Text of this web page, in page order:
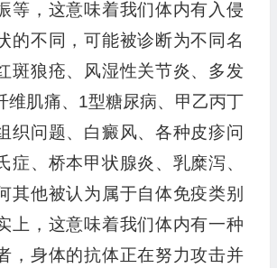
等，这意味着我们体内有入侵
的不同，可能被诊断为不同名
斑狼疮、风湿性关节炎、多发
维肌痛、1型糖尿病、甲乙丙丁
织问题、白癜风、各种皮疹问
症、桥本甲状腺炎、乳糜泻、
其他被认为属于自体免疫类别
上，这意味着我们体内有一种
，身体的抗体正在努力攻击并